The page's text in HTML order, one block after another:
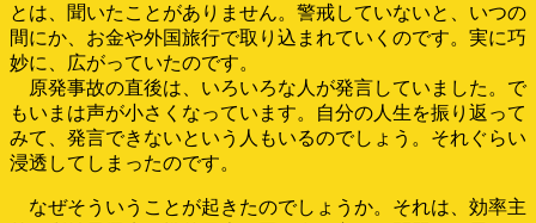
とは、聞いたことがありません。警戒していないと、いつの
間にか、お金や外国旅行で取り込まれていくのです。実に巧
妙に、広がっていたのです。
原発事故の直後は、いろいろな人が発言していました。で
もいまは声が小さくなっています。自分の人生を振り返って
みて、発言できないという人もいるのでしょう。それぐらい
浸透してしまったのです。
なぜそういうことが起きたのでしょうか。それは、効率主